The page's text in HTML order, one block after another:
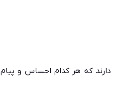
که هر کدام احساس و پیام